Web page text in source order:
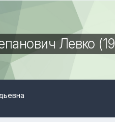
Левко